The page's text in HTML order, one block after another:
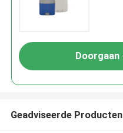
Doorgaan
Geadviseerde Producten